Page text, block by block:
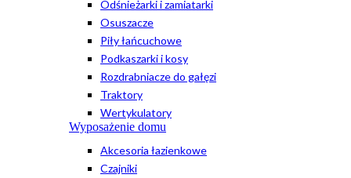
Odśnieżarki i zamiatarki
Osuszacze
Piły łańcuchowe
Podkaszarki i kosy
Rozdrabniacze do gałęzi
Traktory
Wertykulatory
Wyposażenie domu
Akcesoria łazienkowe
Czajniki